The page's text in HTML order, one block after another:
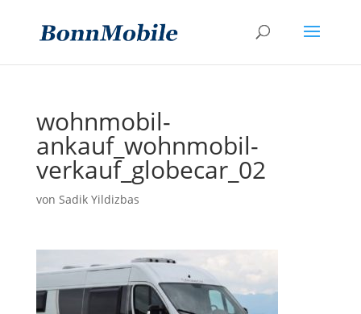
wohnmobil-
ankauf_wohnmobil-
verkauf_globecar_02
von Sadik Yildizbas